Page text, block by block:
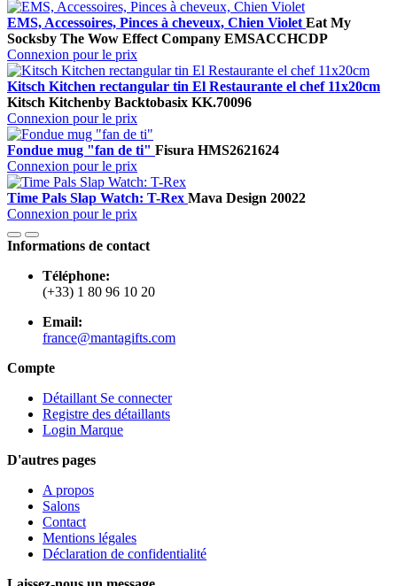
EMS, Accessoires, Pinces à cheveux, Chien VioletEat My
Socksby The Wow Effect Company EMSACCHCDP
Connexion pour le prix
Kitsch Kitchen rectangular tin El Restaurante el chef 11x20cm
Kitsch Kitchenby Backtobasix KK.70096
Connexion pour le prix
Fondue mug "fan de ti" Fisura HMS2621624
Connexion pour le prix
Time Pals Slap Watch: T-Rex Mava Design 20022
Connexion pour le prix
Informations de contact
Téléphone:
(+33) 1 80 96 10 20
Email:
france@mantagifts.com
Compte
Détaillant Se connecter
Registre des détaillants
Login Marque
D'autres pages
A propos
Salons
Contact
Mentions légales
Déclaration de confidentialité